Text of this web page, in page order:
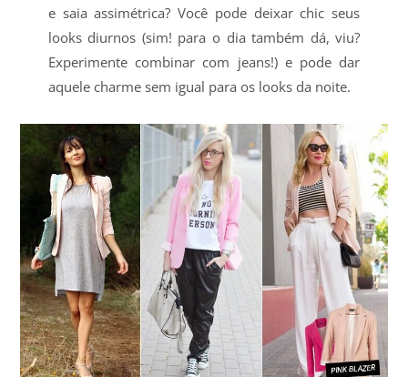
e saia assimétrica? Você pode deixar chic seus
looks diurnos (sim! para o dia também dá, viu?
Experimente combinar com jeans!) e pode dar
aquele charme sem igual para os looks da noite.